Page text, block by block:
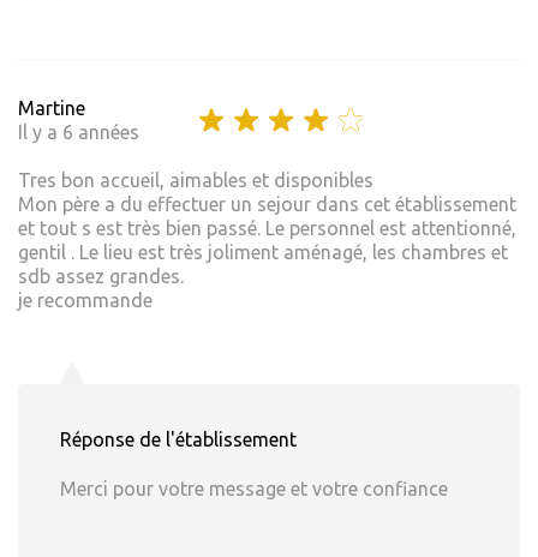
Martine
Il y a 6 années
Tres bon accueil, aimables et disponibles
Mon père a du effectuer un sejour dans cet établissement
et tout s est très bien passé. Le personnel est attentionné,
gentil . Le lieu est très joliment aménagé, les chambres et
sdb assez grandes.
je recommande
Réponse de l'établissement
Merci pour votre message et votre confiance